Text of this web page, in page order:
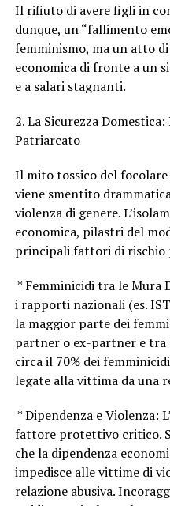
Il rifiuto di avere figli in
dunque, un “fallimento
femminismo, ma un atto
economica di fronte a un
e a salari stagnanti.
2. La Sicurezza
Patriarcato
Il mito tossico del
viene smentito
violenza di genere.
economica, pilastri del
principali fattori di rischio
* Femminicidi tra le Mura
i rapporti nazionali (es.
la maggior parte dei
partner o ex-partner e tra
circa il 70% dei
legate alla vittima da una
* Dipendenza e Violenza:
fattore protettivo critico.
che la dipendenza
impedisce alle vittime di
relazione abusiva.